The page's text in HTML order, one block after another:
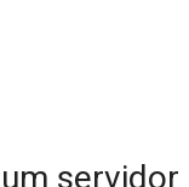
servidor